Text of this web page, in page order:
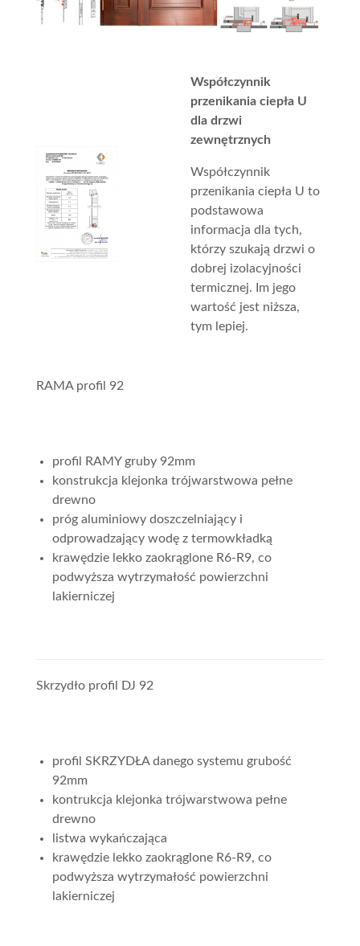
Współczynnik
przenikania ciepła U
dla drzwi
zewnętrznych
Współczynnik
przenikania ciepła U to
podstawowa
informacja dla tych,
którzy szukają drzwi o
dobrej izolacyjności
termicznej. Im jego
wartość jest niższa,
tym lepiej.
RAMA profil 92
profil RAMY gruby 92mm
konstrukcja klejonka trójwarstwowa pełne
drewno
próg aluminiowy doszczelniający i
odprowadzający wodę z termowkładką
krawędzie lekko zaokrąglone R6-R9, co
podwyższa wytrzymałość powierzchni
lakierniczej
Skrzydło profil DJ 92
profil SKRZYDŁA danego systemu grubość
92mm
kontrukcja klejonka trójwarstwowa pełne
drewno
listwa wykańczająca
krawędzie lekko zaokrąglone R6-R9, co
podwyższa wytrzymałość powierzchni
lakierniczej